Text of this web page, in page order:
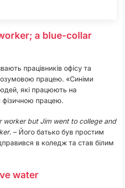
a blue-collar
працівників офісу та
працею. «Синіми
які працюють на
фізичною працею.
worker but Jim went to college and
. – Його батько був простим
в коледж та став білим
water